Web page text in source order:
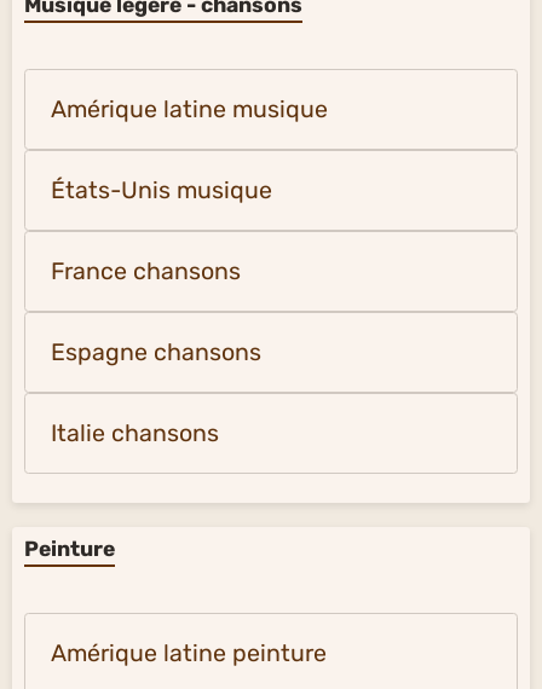
Musique légère - chansons
Amérique latine musique
États-Unis musique
France chansons
Espagne chansons
Italie chansons
Peinture
Amérique latine peinture